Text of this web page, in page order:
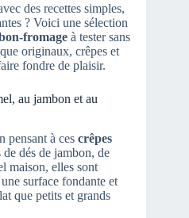
des recettes simples,
? Voici une sélection
fromage à tester sans
originaux, crêpes et
fondre de plaisir.
au jambon et au
pensant à ces crêpes
de dés de jambon, de
maison, elles sont
surface fondante et
que petits et grands